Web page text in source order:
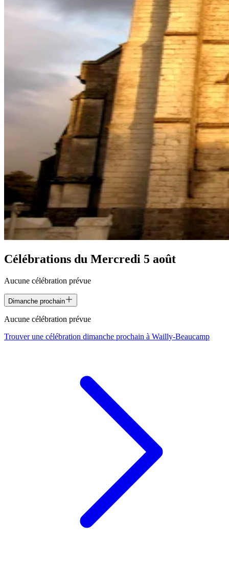
Célébrations du Mercredi 5 août
Aucune célébration prévue
Dimanche prochain
Aucune célébration prévue
Trouver une célébration dimanche prochain à Wailly-Beaucamp